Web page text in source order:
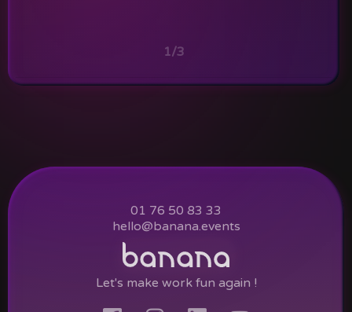
1/3
01 76 50 83 33
hello@banana.events
Let's make work fun again !